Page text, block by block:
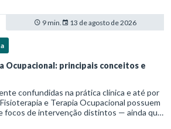
9 min. 13 de agosto de 2026
Ocupacional: principais conceitos e
confundidas na prática clínica e até por
e Terapia Ocupacional possuem
focos de intervenção distintos — ainda que